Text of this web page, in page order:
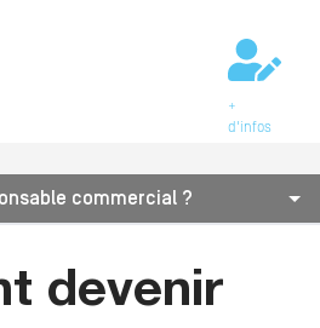
+
d'infos
commercial ?
devenir